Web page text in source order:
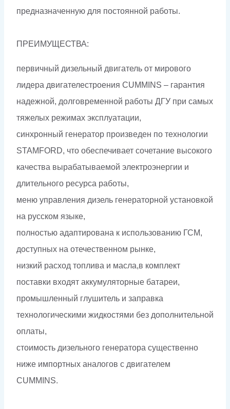
предназначенную для постоянной работы.
ПРЕИМУЩЕСТВА:
первичный дизельный двигатель от мирового
лидера двигателестроения CUMMINS – гарантия
надежной, долговременной работы ДГУ при самых
тяжелых режимах эксплуатации,
синхронный генератор произведен по технологии
STAMFORD, что обеспечивает сочетание высокого
качества вырабатываемой электроэнергии и
длительного ресурса работы,
меню управления дизель генераторной установкой
на русском языке,
полностью адаптирована к использованию ГСМ,
доступных на отечественном рынке,
низкий расход топлива и масла,в комплект
поставки входят аккумуляторные батареи,
промышленный глушитель и заправка
технологическими жидкостями без дополнительной
оплаты,
стоимость дизельного генератора существенно
ниже импортных аналогов с двигателем
CUMMINS.